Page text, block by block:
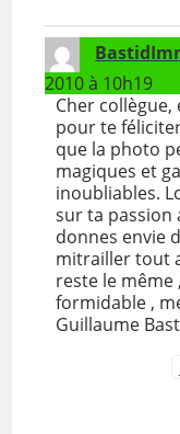
2010à 10h19
Cher
pour te
que la photo
magiques et
inoubliables.
sur ta passion
donnes envie
mitrailler tout
reste le
formidable ,
Guillaume